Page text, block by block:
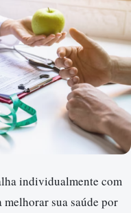
individualmente com
sua saúde por